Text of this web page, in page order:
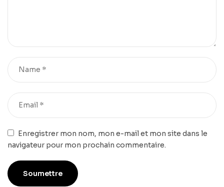
Enregistrer mon nom, mon e-mail et mon site dans le
navigateur pour mon prochain commentaire.